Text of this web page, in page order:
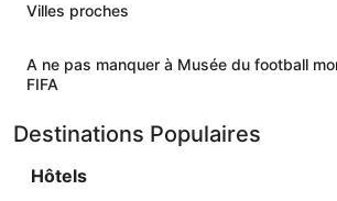
Villes proches
A ne pas manquer à Musée du football
FIFA
Destinations Populaires
Hôtels